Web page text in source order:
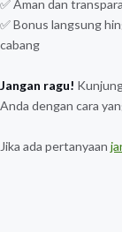
✅ Aman dan
✅ Bonus langsung
cabang
Jangan ragu!
Anda dengan cara
Jika ada pertanyaan